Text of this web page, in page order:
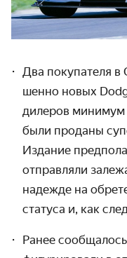
Два покупателя
шенно новых
дилеров минимум
были проданы
Издание
отправляли
надежде на
статуса и, как
Ранее